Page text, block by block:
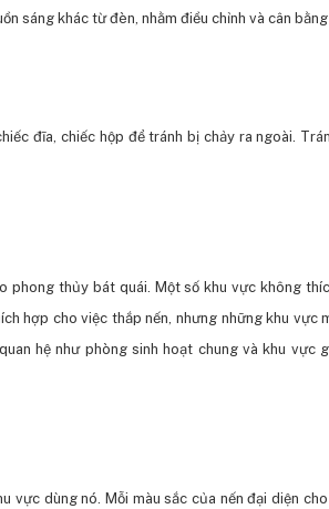
sáng khác từ đèn, nhằm điều chỉnh và cân
đĩa, chiếc hộp để tránh bị chảy ra ngoài.
phong thủy bát quái. Một số khu vực không
hợp cho việc thắp nến, nhưng những khu vực
hệ như phòng sinh hoạt chung và khu vực
vực dùng nó. Mỗi màu sắc của nến đại diện